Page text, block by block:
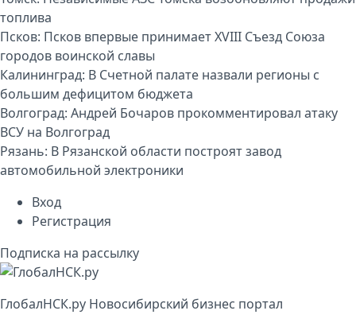
топлива
Псков: Псков впервые принимает XVIII Съезд Союза
городов воинской славы
Калининград: В Счетной палате назвали регионы с
большим дефицитом бюджета
Волгоград: Андрей Бочаров прокомментировал атаку
ВСУ на Волгоград
Рязань: В Рязанской области построят завод
автомобильной электроники
Вход
Регистрация
Подписка на рассылку
ГлобалНСК.py Новосибирский бизнес портал